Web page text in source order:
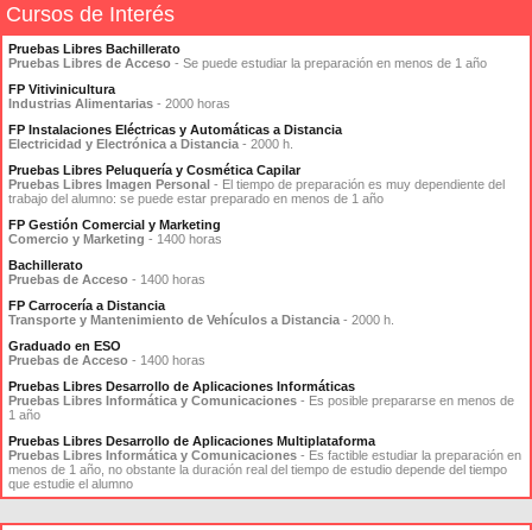
Cursos de Interés
Pruebas Libres Bachillerato
Pruebas Libres de Acceso - Se puede estudiar la preparación en menos de 1 año
FP Vitivinicultura
Industrias Alimentarias - 2000 horas
FP Instalaciones Eléctricas y Automáticas a Distancia
Electricidad y Electrónica a Distancia - 2000 h.
Pruebas Libres Peluquería y Cosmética Capilar
Pruebas Libres Imagen Personal - El tiempo de preparación es muy dependiente del
trabajo del alumno: se puede estar preparado en menos de 1 año
FP Gestión Comercial y Marketing
Comercio y Marketing - 1400 horas
Bachillerato
Pruebas de Acceso - 1400 horas
FP Carrocería a Distancia
Transporte y Mantenimiento de Vehículos a Distancia - 2000 h.
Graduado en ESO
Pruebas de Acceso - 1400 horas
Pruebas Libres Desarrollo de Aplicaciones Informáticas
Pruebas Libres Informática y Comunicaciones - Es posible prepararse en menos de
1 año
Pruebas Libres Desarrollo de Aplicaciones Multiplataforma
Pruebas Libres Informática y Comunicaciones - Es factible estudiar la preparación en
menos de 1 año, no obstante la duración real del tiempo de estudio depende del tiempo
que estudie el alumno